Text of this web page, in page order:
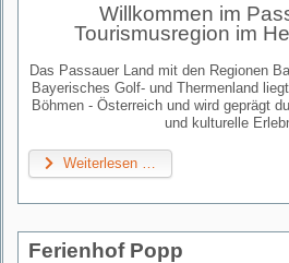
Willkommen im
Tourismusregion im
Das Passauer Land mit den Regionen
Bayerisches Golf- und Thermenland
Böhmen - Österreich und wird geprägt
und kulturelle
Weiterlesen …
Ferienhof Popp